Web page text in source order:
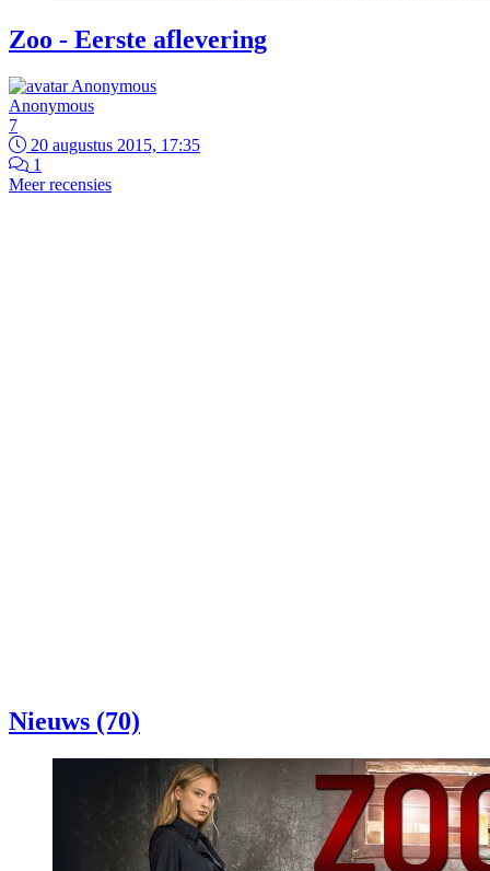
Zoo - Eerste aflevering
Anonymous
7
20 augustus 2015, 17:35
1
Meer recensies
Nieuws (70)